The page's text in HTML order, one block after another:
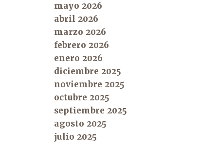
mayo 2026
abril 2026
marzo 2026
febrero 2026
enero 2026
diciembre 2025
noviembre 2025
octubre 2025
septiembre 2025
agosto 2025
julio 2025